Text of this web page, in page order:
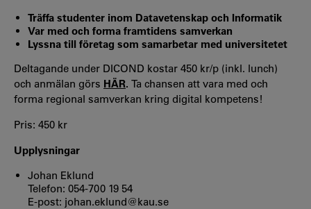
Träffa studenter inom Datavetenskap och Informatik
Var med och forma framtidens samverkan
Lyssna till företag som samarbetar med universitetet
Deltagande under DICOND kostar 450 kr/p (inkl. lunch)
och anmälan görs HÄR. Ta chansen att vara med och
forma regional samverkan kring digital kompetens!
Pris: 450 kr
Upplysningar
Johan Eklund
Telefon: 054-700 19 54
E-post: johan.eklund@kau.se